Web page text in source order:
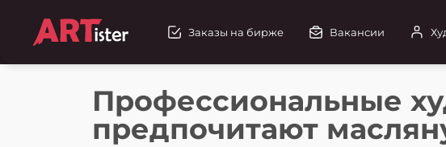
Заказы на бирже Вакансии
Профессиональные
предпочитают